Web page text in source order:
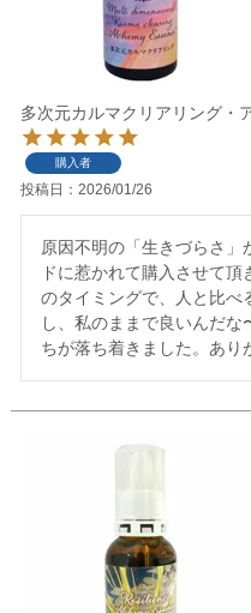
多次元カルマクリアリング・
購入者
投稿日 2026/01/26
原因不明の「生きづらさ
ドに惹かれて購入させて
のタイミングで、人と比べ
し、私のままで良いんだ
ちが落ち着きました。あり